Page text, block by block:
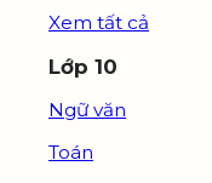
Xem tất cả
Lớp 10
Ngữ văn
Toán